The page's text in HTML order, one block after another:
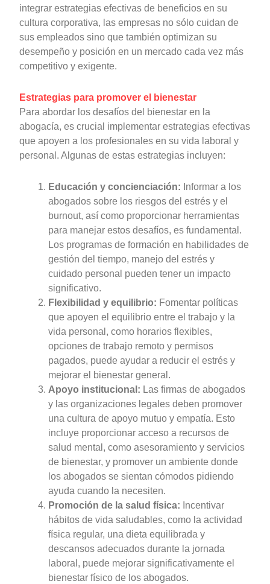
integrar estrategias efectivas de beneficios en su
cultura corporativa, las empresas no sólo cuidan de
sus empleados sino que también optimizan su
desempeño y posición en un mercado cada vez más
competitivo y exigente.
Estrategias para promover el bienestar
Para abordar los desafíos del bienestar en la
abogacía, es crucial implementar estrategias efectivas
que apoyen a los profesionales en su vida laboral y
personal. Algunas de estas estrategias incluyen:
Educación y concienciación: Informar a los
abogados sobre los riesgos del estrés y el
burnout, así como proporcionar herramientas
para manejar estos desafíos, es fundamental.
Los programas de formación en habilidades de
gestión del tiempo, manejo del estrés y
cuidado personal pueden tener un impacto
significativo.
Flexibilidad y equilibrio: Fomentar políticas
que apoyen el equilibrio entre el trabajo y la
vida personal, como horarios flexibles,
opciones de trabajo remoto y permisos
pagados, puede ayudar a reducir el estrés y
mejorar el bienestar general.
Apoyo institucional: Las firmas de abogados
y las organizaciones legales deben promover
una cultura de apoyo mutuo y empatía. Esto
incluye proporcionar acceso a recursos de
salud mental, como asesoramiento y servicios
de bienestar, y promover un ambiente donde
los abogados se sientan cómodos pidiendo
ayuda cuando la necesiten.
Promoción de la salud física: Incentivar
hábitos de vida saludables, como la actividad
física regular, una dieta equilibrada y
descansos adecuados durante la jornada
laboral, puede mejorar significativamente el
bienestar físico de los abogados.